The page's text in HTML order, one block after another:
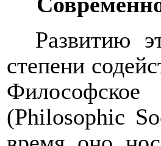
Развитию
степени
(Philosophic